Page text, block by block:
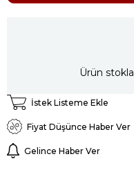
Ürün
İstek Listeme Ekle
Fiyat Düşünce Haber Ver
Gelince Haber Ver